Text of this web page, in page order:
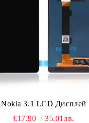
Nokia 3.1 LCD Дисплей
€17.90
35.01лв.